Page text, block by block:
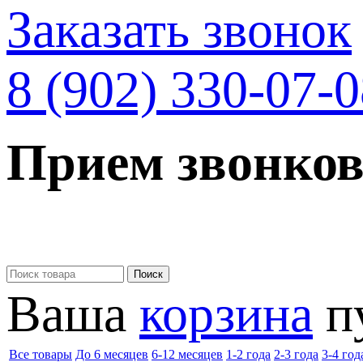
Заказать звонок
8 (902) 330-07-
Прием
Ваша корзина
Все товары До 6 месяцев 6-12 месяцев 1-2 года 2-3 года 3-4